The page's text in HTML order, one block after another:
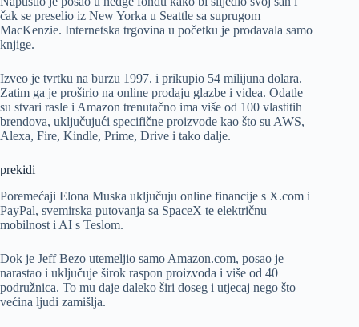
čak se preselio iz New Yorka u Seattle sa suprugom
MacKenzie. Internetska trgovina u početku je prodavala samo
knjige.
Izveo je tvrtku na burzu 1997. i prikupio 54 milijuna dolara.
Zatim ga je proširio na online prodaju glazbe i videa. Odatle
su stvari rasle i Amazon trenutačno ima više od 100 vlastitih
brendova, uključujući specifične proizvode kao što su AWS,
Alexa, Fire, Kindle, Prime, Drive i tako dalje.
prekidi
Poremećaji Elona Muska uključuju online financije s X.com i
PayPal, svemirska putovanja sa SpaceX te električnu
mobilnost i AI s Teslom.
Dok je Jeff Bezo utemeljio samo Amazon.com, posao je
narastao i uključuje širok raspon proizvoda i više od 40
podružnica. To mu daje daleko širi doseg i utjecaj nego što
većina ljudi zamišlja.